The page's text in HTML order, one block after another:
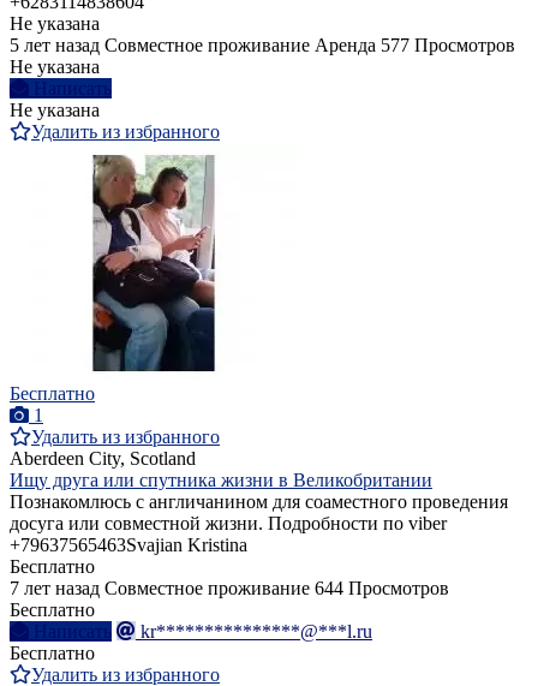
Не указана
5 лет назад Совместное проживание Аренда 577 Просмотров
Не указана
Написать
Не указана
Удалить из избранного
Бесплатно
1
Удалить из избранного
Aberdeen City, Scotland
Ищу друга или спутника жизни в Великобритании
Познакомлюсь с англичанином для соаместного проведения
досуга или совместной жизни. Подробности по viber
+79637565463Svajian Kristina
Бесплатно
7 лет назад Совместное проживание 644 Просмотров
Бесплатно
Написать
kr***************@***l.ru
Бесплатно
Удалить из избранного